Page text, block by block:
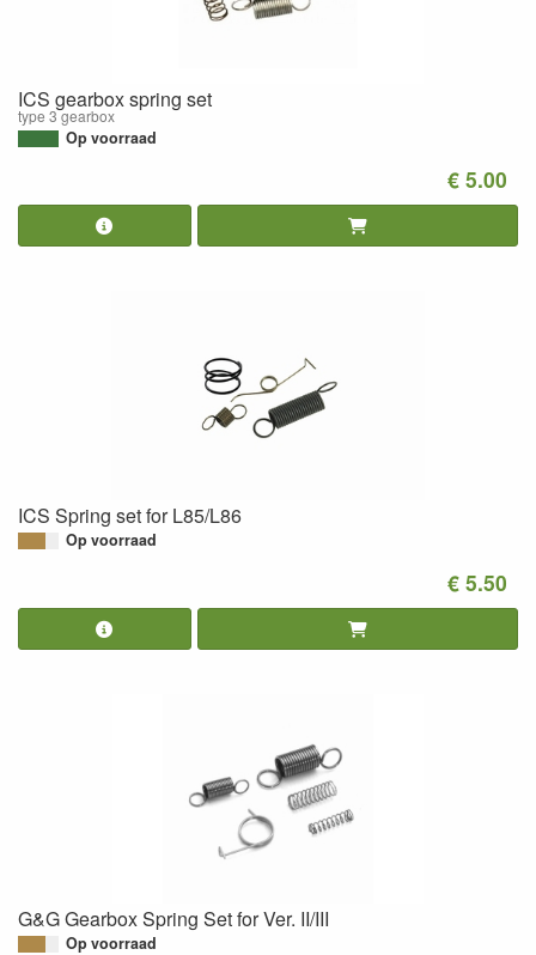
ICS gearbox spring set
type 3 gearbox
Op voorraad
€ 5.00
ICS Spring set for L85/L86
Op voorraad
€ 5.50
G&G Gearbox Spring Set for Ver. II/III
Op voorraad